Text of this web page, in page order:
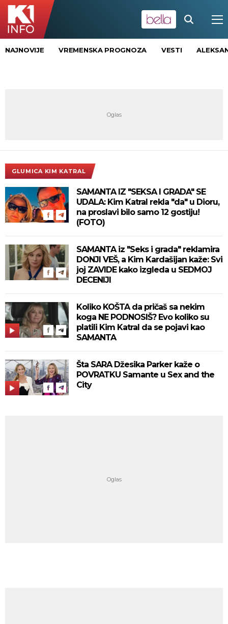
NAJNOVIJE VREMENSKA PROGNOZA VESTI
GLUMICA KIM KATRAL
SAMANTA IZ "SEKSA I GRADA" SE
UDALA: Kim Katral rekla "da" u Dioru,
na proslavi bilo samo 12 gostiju!
(FOTO)
SAMANTA iz "Seks i grada" reklamira
DONJI VEŠ, a Kim Kardašijan kaže: Svi
joj ZAVIDE kako izgleda u SEDMOJ
DECENIJI
Koliko KOŠTA da pričaš sa nekim
koga NE PODNOSIŠ? Evo koliko su
platili Kim Katral da se pojavi kao
SAMANTA
Šta SARA Džesika Parker kaže o
POVRATKU Samante u Sex and the
City